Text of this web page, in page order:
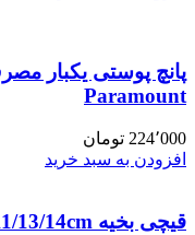
Paramount
224٬000 تومان
افزودن به سبد خرید
قیچی بخیه J-22-403 surgicon 9/11/13/14cm